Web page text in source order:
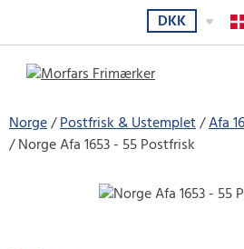
DKK
Norge Postfrisk & Ustemplet Afa
Norge Afa 1653 - 55 Postfrisk